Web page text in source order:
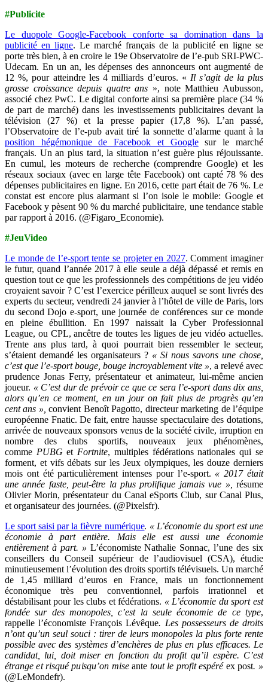
#Publicite
Le duopole Google-Facebook conforte sa domination dans la
publicité en ligne. Le marché français de la publicité en ligne se
porte très bien, à en croire le 19e Observatoire de l’e-pub SRI-PWC-
Udecam. En un an, les dépenses des annonceurs ont augmenté de
12 %, pour atteindre les 4 milliards d’euros. « Il s’agit de la plus
grosse croissance depuis quatre ans », note Matthieu Aubusson,
associé chez PwC. Le digital conforte ainsi sa première place (34 %
de part de marché) dans les investissements publicitaires devant la
télévision (27 %) et la presse papier (17,8 %). L’an passé,
l’Observatoire de l’e-pub avait tiré la sonnette d’alarme quant à la
position hégémonique de Facebook et Googlesur le marché
français. Un an plus tard, la situation n’est guère plus réjouissante.
En cumul, les moteurs de recherche (comprendre Google) et les
réseaux sociaux (avec en large tête Facebook) ont capté 78 % des
dépenses publicitaires en ligne. En 2016, cette part était de 76 %. Le
constat est encore plus alarmant si l’on isole le mobile: Google et
Facebook y pèsent 90 % du marché publicitaire, une tendance stable
par rapport à 2016. (@Figaro_Economie).
#JeuVideo
Le monde de l’e-sport tente se projeter en 2027. Comment imaginer
le futur, quand l’année 2017 à elle seule a déjà dépassé et remis en
question tout ce que les professionnels des compétitions de jeu vidéo
croyaient savoir ? C’est l’exercice périlleux auquel se sont livrés des
experts du secteur, vendredi 24 janvier à l’hôtel de ville de Paris, lors
du second Dojo e-sport, une journée de conférences sur ce monde
en pleine ébullition. En 1997 naissait la Cyber Professionnal
League, ou CPL, ancêtre de toutes les ligues de jeu vidéo actuelles.
Trente ans plus tard, à quoi pourrait bien ressembler le secteur,
s’étaient demandé les organisateurs ? « Si nous savons une chose,
c’est que l’e-sport bouge, bouge incroyablement vite », a relevé avec
prudence Jonas Ferry, présentateur et animateur, lui-même ancien
joueur. « C’est dur de prévoir ce que ce sera l’e-sport dans dix ans,
alors qu’en ce moment, en un jour on fait plus de progrès qu’en
cent ans », convient Benoît Pagotto, directeur marketing de l’équipe
européenne Fnatic. De fait, entre hausse spectaculaire des dotations,
arrivée de nouveaux sponsors venus de la société civile, irruption en
nombre des clubs sportifs, nouveaux jeux phénomènes,
comme PUBG et Fortnite, multiples fédérations nationales qui se
forment, et vifs débats sur les Jeux olympiques, les douze derniers
mois ont été particulièrement intenses pour l’e-sport. « 2017 était
une année faste, peut-être la plus prolifique jamais vue »,
résume
Olivier Morin, présentateur du Canal eSports Club, sur Canal Plus,
et organisateur des journées. (@Pixelsfr).
Le sport saisi par la fièvre numérique. « L’économie du sport est une
économie à part entière. Mais elle est aussi une économie
entièrement à part. » L’économiste Nathalie Sonnac, l’une des six
conseillers du Conseil supérieur de l’audiovisuel (CSA), étudie
minutieusement l’évolution des droits sportifs télévisuels. Un marché
de 1,45 milliard d’euros en France, mais un fonctionnement
économique très peu conventionnel, parfois irrationnel et
déstabilisant pour les clubs et fédérations. « L’économie du sport est
fondée sur des monopoles, c’est la seule économie de ce type,
rappelle l’économiste François Lévêque. Les possesseurs de droits
n’ont qu’un seul souci : tirer de leurs monopoles la plus forte rente
possible avec des systèmes d’enchères de plus en plus efficaces. Le
candidat, lui, doit miser en fonction du profit qu’il espère. C’est
étrange et risqué puisqu’on mise ante tout le profit espéré ex post. »
(@LeMondefr).